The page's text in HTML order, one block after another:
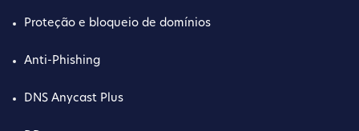
Proteção e bloqueio de domínios
Anti-Phishing
DNS Anycast Plus